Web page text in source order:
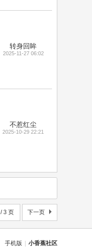
转身回眸
2025-11-27 06:02
不惹红尘
2025-10-29 22:21
/ 3 页 下一页
手机版 小香蕉社区